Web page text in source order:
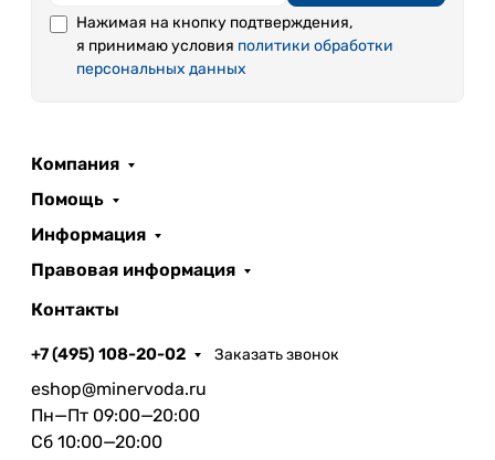
Нажимая на кнопку подтверждения,
я принимаю условия политики обработки
персональных данных
Компания
Помощь
Информация
Правовая информация
Контакты
+7 (495) 108-20-02 Заказать звонок
eshop@minervoda.ru
Пн—Пт 09:00—20:00
Сб 10:00—20:00